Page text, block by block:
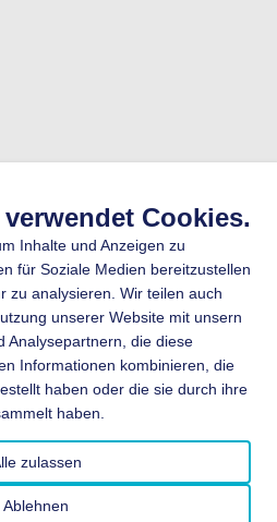
Cookies.
Inhalte und Anzeigen zu
für Soziale Medien bereitzustellen
zu analysieren. Wir teilen auch
unserer Website mit unsern
Analysepartnern, die diese
Informationen kombinieren, die
haben oder die sie durch ihre
haben.
Ablehnen
zulassen